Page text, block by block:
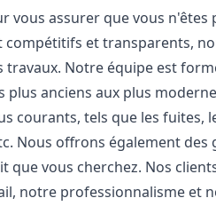
vous assurer que vous n'êtes
et transparents,
travaux. Notre équipe est
plus anciens aux plus
courants, tels que les fuites,
Nous offrons également des
que vous cherchez. Nos
notre professionnalisme et